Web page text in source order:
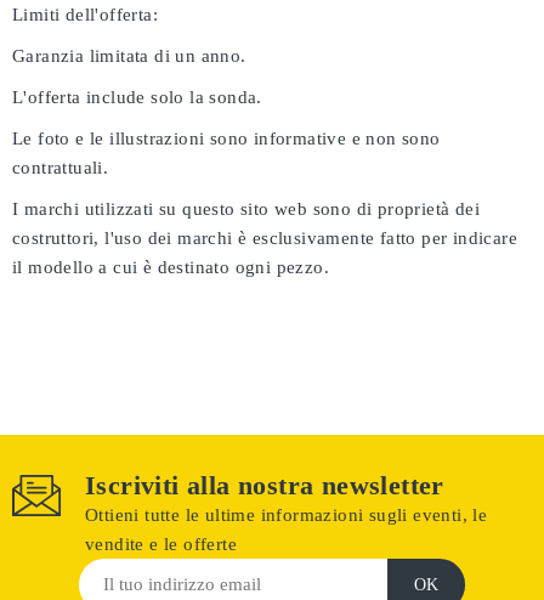
Limiti dell'offerta:
Garanzia limitata di un anno.
L'offerta include solo la sonda.
Le foto e le illustrazioni sono informative e non sono
contrattuali.
I marchi utilizzati su questo sito web sono di proprietà dei
costruttori, l'uso dei marchi è esclusivamente fatto per indicare
il modello a cui è destinato ogni pezzo.
Iscriviti alla nostra newsletter
Ottieni tutte le ultime informazioni sugli eventi, le
vendite e le offerte